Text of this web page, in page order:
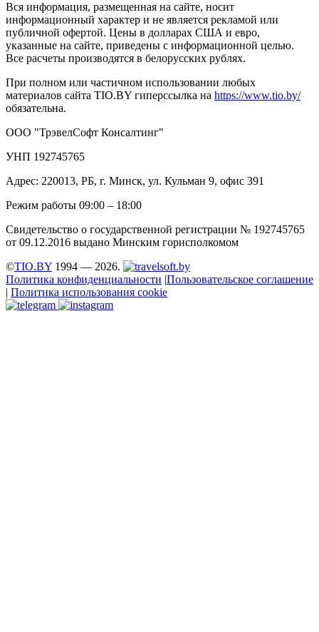
Вся информация, размещенная на сайте, носит
информационный характер и не является рекламой или
публичной офертой. Цены в долларах США и евро,
указанные на сайте, приведены с информационной целью.
Все расчеты производятся в белорусских рублях.
При полном или частичном использовании любых
материалов сайта TIO.BY гиперссылка на https://www.tio.by/
обязательна.
ООО "ТрэвелСофт Консалтинг"
УНП 192745765
Адрес: 220013, РБ, г. Минск, ул. Кульман 9, офис 391
Режим работы 09:00 – 18:00
Свидетельство о государственной регистрации № 192745765
от 09.12.2016 выдано Минским горисполкомом
©TIO.BY 1994 — 2026.
Политика конфиденциальности |Пользовательское соглашение
| Политика использования cookie